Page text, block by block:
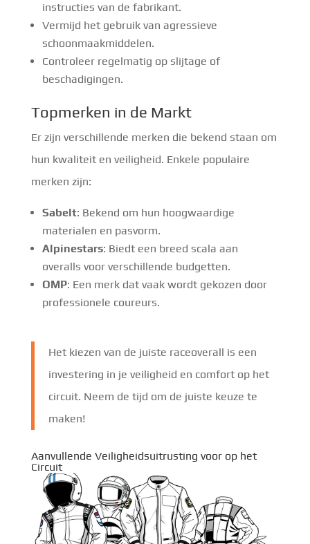
instructies van de fabrikant.
Vermijd het gebruik van agressieve
schoonmaakmiddelen.
Controleer regelmatig op slijtage of
beschadigingen.
Topmerken in de Markt
Er zijn verschillende merken die bekend staan om
hun kwaliteit en veiligheid. Enkele populaire
merken zijn:
Sabelt: Bekend om hun hoogwaardige
materialen en pasvorm.
Alpinestars: Biedt een breed scala aan
overalls voor verschillende budgetten.
OMP: Een merk dat vaak wordt gekozen door
professionele coureurs.
Het kiezen van de juiste raceoverall is een
investering in je veiligheid en comfort op het
circuit. Neem de tijd om de juiste keuze te
maken!
Aanvullende Veiligheidsuitrusting voor op het
Circuit